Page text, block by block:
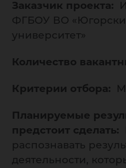
Заказчик проекта:
ФГБОУ ВО
университет»
Количество
Критерии отбора:
Планируемые
предстоит сделать:
распознавать
деятельности,